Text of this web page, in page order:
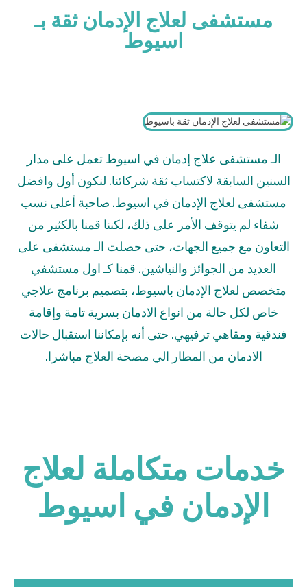
مستشفى لعلاج الإدمان ثقة بـ
اسيوط
الـ مستشفى علاج إدمان في اسيوط تعمل على مدار
السنين السابقة لاكتساب ثقة شركائنا. لنكون أول وافضل
مستشفى لعلاج الإدمان في اسيوط. صاحبة أعلى نسب
شفاء لم يتوقف الأمر على ذلك، لكننا قمنا بالكثير من
التعاون مع جميع الجهات، حتى حصلت الـ مستشفى على
العديد من الجوائز والنياشين. قمنا كـ اول مستشفي
متخصص لعلاج الإدمان باسيوط، بتصميم برنامج علاجي
خاص لكل حالة من انواع الادمان بسرية تامة وإقامة
فندقية ومقاهي ترفيهي. حتى أنه بإمكاننا استقبال حالات
الادمان من المطار الي مصحة العلاج مباشرا.
خدمات متكاملة لعلاج
الإدمان في اسيوط